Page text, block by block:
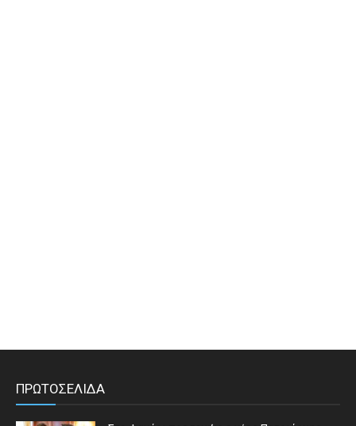
ΠΡΩΤΟΣΕΛΙΔΑ